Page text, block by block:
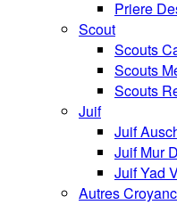
Priere
Scout
Scouts
Scouts
Scouts
Juif
Juif
Juif Mur
Juif Yad
Autres